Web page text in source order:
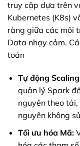
truy cập dựa trên
Kubernetes (K8s)
ràng giữa các môi
Data nhạy cảm.
toán
Tự động
quản lý Spark
nguyên theo
nguyên không
Tối ưu hóa Mã: